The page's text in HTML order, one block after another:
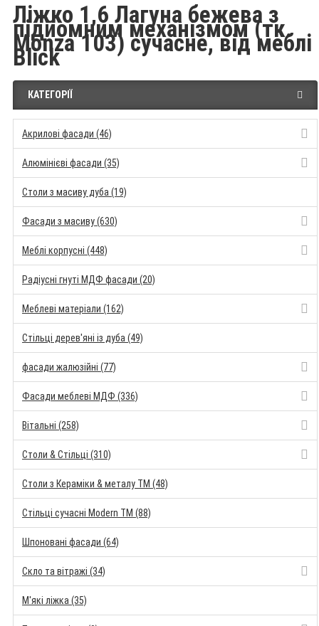
Ліжко 1,6 Лагуна бежева з
підйомним механізмом (тк.
Monza 103) сучасне, від меблі
Blick
КАТЕГОРІЇ
Акрилові фасади (46)
Алюмінієві фасади (35)
Столи з масиву дуба (19)
Фасади з масиву (630)
Меблі корпусні (448)
Радіусні гнуті МДФ фасади (20)
Меблеві матеріали (162)
Стільці дерев'яні із дуба (49)
фасади жалюзійні (77)
Фасади меблеві МДФ (336)
Вітальні (258)
Столи & Стільці (310)
Столи з Кераміки & металу TM (48)
Стільці сучасні Modern TM (88)
Шпоновані фасади (64)
Скло та вітражі (34)
М'які ліжка (35)